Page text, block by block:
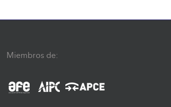
Miembros de: